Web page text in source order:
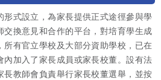
形式設立，為家長提供正式途徑參與學
交換意見和合作的平台，對培育學生成
所有官立學校及大部分資助學校，已在
內加入了家長成員或家長校董。設有法
長教師會負責舉行家長校董選舉，並按